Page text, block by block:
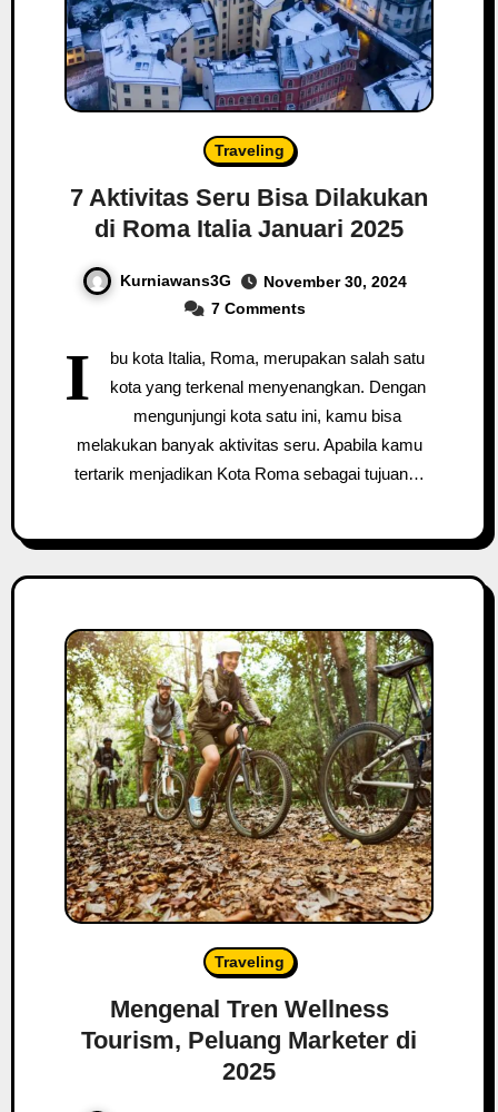
Traveling
7 Aktivitas Seru Bisa Dilakukan
di Roma Italia Januari 2025
Kurniawans3G
November 30, 2024
7 Comments
I
bu kota Italia, Roma, merupakan salah satu
kota yang terkenal menyenangkan. Dengan
mengunjungi kota satu ini, kamu bisa
melakukan banyak aktivitas seru. Apabila kamu
tertarik menjadikan Kota Roma sebagai tujuan…
Traveling
Mengenal Tren Wellness
Tourism, Peluang Marketer di
2025